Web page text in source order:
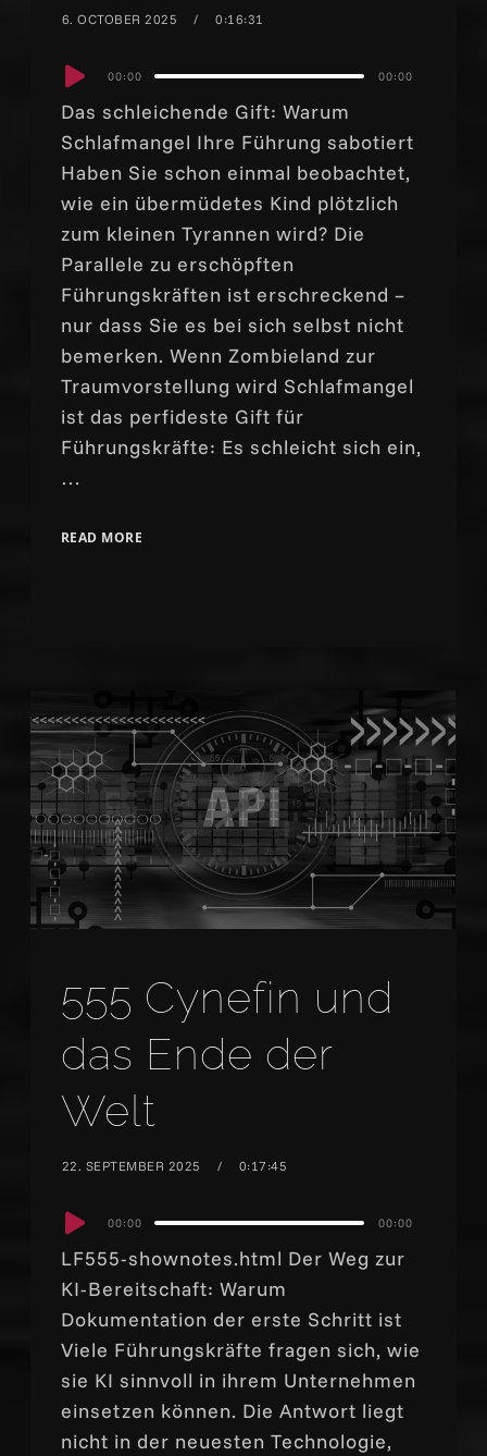
6. OCTOBER 2025 0:16:31
Audio00:00 00:00
Das schleichende Gift: Warum
Schlafmangel Ihre Führung sabotiert
Haben Sie schon einmal beobachtet,
wie ein übermüdetes Kind plötzlich
zum kleinen Tyrannen wird? Die
Parallele zu erschöpften
Führungskräften ist erschreckend –
nur dass Sie es bei sich selbst nicht
bemerken. Wenn Zombieland zur
Traumvorstellung wird Schlafmangel
ist das perfideste Gift für
Führungskräfte: Es schleicht sich ein,
…
READ MORE
555 Cynefin und
das Ende der
Welt
22. SEPTEMBER 2025 0:17:45
Audio00:00 00:00
LF555-shownotes.html Der Weg zur
KI-Bereitschaft: Warum
Dokumentation der erste Schritt ist
Viele Führungskräfte fragen sich, wie
sie KI sinnvoll in ihrem Unternehmen
einsetzen können. Die Antwort liegt
nicht in der neuesten Technologie,